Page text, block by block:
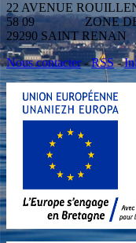
22 AVENUE
58 09 ZONE DE
29290 SAINT RENAN
Nous contacter-RSS-